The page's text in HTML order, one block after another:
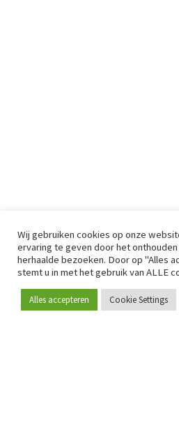
Word lid
Wij gebruiken cookies op onze
ervaring te geven door het
herhaalde bezoeken. Door op "Alles
stemt u in met het gebruik van ALLE
Alles accepteren Cookie Settings